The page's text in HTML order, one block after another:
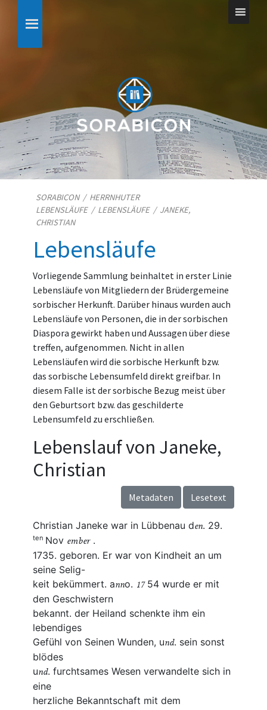
SORABICON/ HERRNHUTER
LEBENSLÄUFE/ LEBENSLÄUFE/ JANEKE,
CHRISTIAN
Lebensläufe
Vorliegende Sammlung beinhaltet in erster Linie
Lebensläufe von Mitgliedern der Brüdergemeine
sorbischer Herkunft. Darüber hinaus wurden auch
Lebensläufe von Personen, die in der sorbischen
Diaspora gewirkt haben und Aussagen über diese
treffen, aufgenommen. Nicht in allen
Lebensläufen wird die sorbische Herkunft bzw.
das sorbische Lebensumfeld direkt greifbar. In
diesem Falle ist der sorbische Bezug meist über
den Geburtsort bzw. das geschilderte
Lebensumfeld zu erschließen.
Lebenslauf von Janeke,
Christian
Metadaten Lesetext